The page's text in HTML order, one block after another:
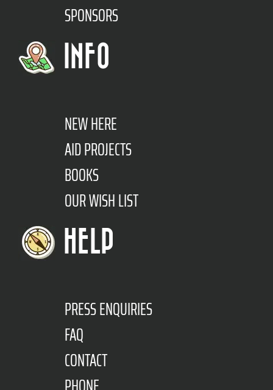
SPONSORS
INFO
NEW HERE
AID PROJECTS
BOOKS
OUR WISH LIST
HELP
PRESS ENQUIRIES
FAQ
CONTACT